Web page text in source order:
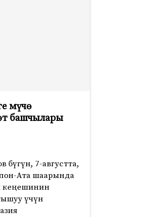
мүчө
башчылары
7-августта,
Ата шаарында
кеңешинин
үчүн